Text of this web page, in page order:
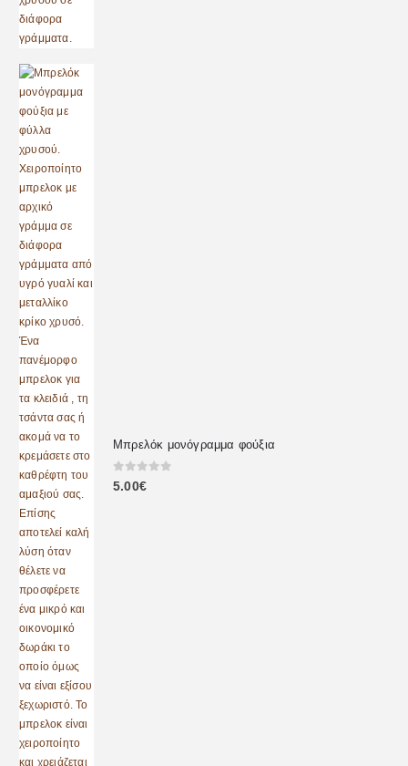
Μπρελόκ μονόγραμμα φούξια
0 out of 5
5.00€